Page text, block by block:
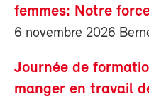
femmes: Notre
6 novembre 2026
Journée de
manger en travail